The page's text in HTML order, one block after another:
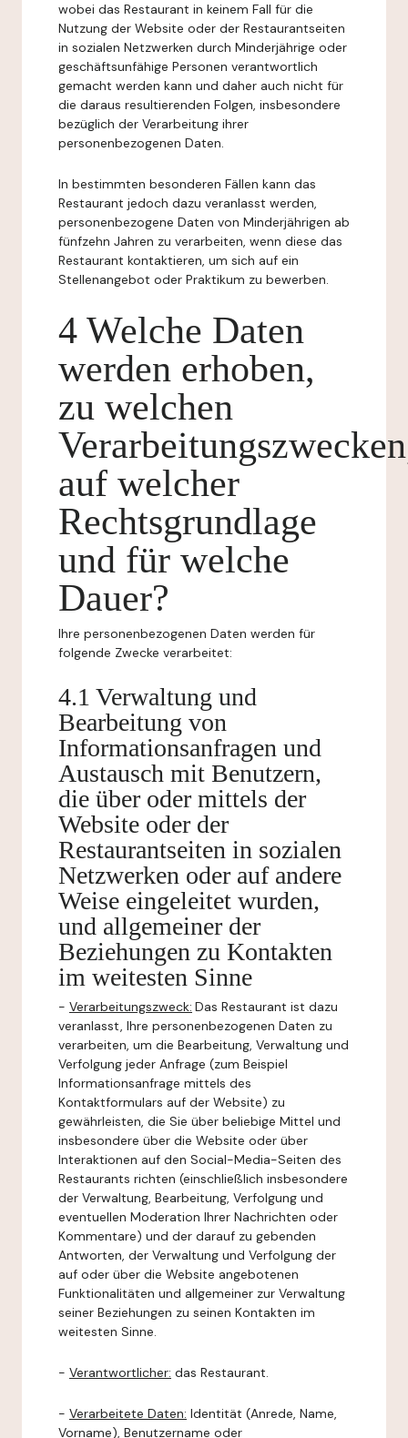
wobei das Restaurant in keinem Fall für die
Nutzung der Website oder der Restaurantseiten
in sozialen Netzwerken durch Minderjährige oder
geschäftsunfähige Personen verantwortlich
gemacht werden kann und daher auch nicht für
die daraus resultierenden Folgen, insbesondere
bezüglich der Verarbeitung ihrer
personenbezogenen Daten.
In bestimmten besonderen Fällen kann das
Restaurant jedoch dazu veranlasst werden,
personenbezogene Daten von Minderjährigen ab
fünfzehn Jahren zu verarbeiten, wenn diese das
Restaurant kontaktieren, um sich auf ein
Stellenangebot oder Praktikum zu bewerben.
4 Welche Daten
werden erhoben,
zu welchen
auf welcher
Rechtsgrundlage
und für welche
Dauer?
Ihre personenbezogenen Daten werden für
folgende Zwecke verarbeitet:
4.1 Verwaltung und
Bearbeitung von
Informationsanfragen und
Austausch mit Benutzern,
die über oder mittels der
Website oder der
Restaurantseiten in sozialen
Netzwerken oder auf andere
Weise eingeleitet wurden,
und allgemeiner der
Beziehungen zu Kontakten
im weitesten Sinne
- Verarbeitungszweck: Das Restaurant ist dazu
veranlasst, Ihre personenbezogenen Daten zu
verarbeiten, um die Bearbeitung, Verwaltung und
Verfolgung jeder Anfrage (zum Beispiel
Informationsanfrage mittels des
Kontaktformulars auf der Website) zu
gewährleisten, die Sie über beliebige Mittel und
insbesondere über die Website oder über
Interaktionen auf den Social-Media-Seiten des
Restaurants richten (einschließlich insbesondere
der Verwaltung, Bearbeitung, Verfolgung und
eventuellen Moderation Ihrer Nachrichten oder
Kommentare) und der darauf zu gebenden
Antworten, der Verwaltung und Verfolgung der
auf oder über die Website angebotenen
Funktionalitäten und allgemeiner zur Verwaltung
seiner Beziehungen zu seinen Kontakten im
weitesten Sinne.
- Verantwortlicher: das Restaurant.
- Verarbeitete Daten: Identität (Anrede, Name,
Vorname), Benutzername oder